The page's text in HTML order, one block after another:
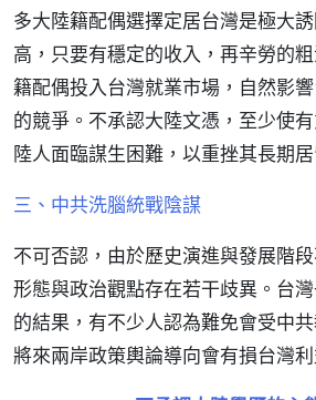
多大陸籍配偶選擇定居台灣是極大
高，只要有穩定的收入，再辛勞的
籍配偶投入台灣就業市場，自然影
的競爭。不承認大陸文憑，至少使
陸人面臨謀生困難，以重挫其長期
三、中共洗腦統戰陰謀
不可否認，由於歷史演進與發展階
形態與政治觀點存在若干歧異。台
的結果，有不少人認為難免會受中
將來兩岸政策輿論導向會有損台灣利